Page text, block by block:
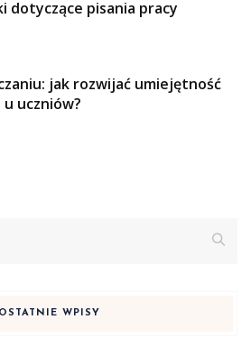
dotyczące pisania pracy
jak rozwijać umiejętność
uczniów?
OSTATNIE WPISY